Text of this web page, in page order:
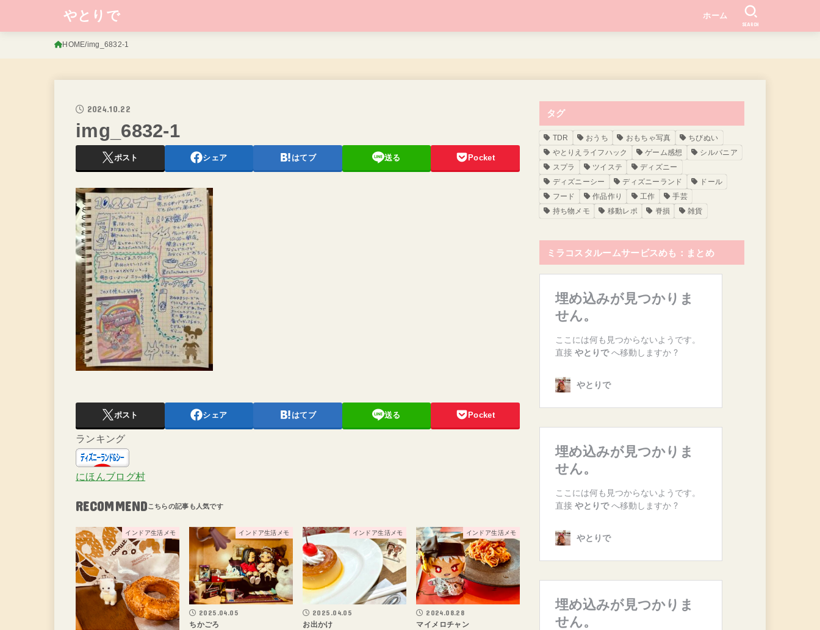
やとりで ホーム
SEARCH
HOME img_6832-1
2024.10.22
img_6832-1
ポスト シェア はてブ 送る Pocket
ポスト シェア はてブ 送る Pocket
ランキング
にほんブログ村
RECOMMEND
インドア生活メモ インドア生活メモ
2025.04.05
ちかごろ
インドア生活メモ
2025.04.05
お出かけ
インドア生活メモ
2024.08.28
マイメロチャン
タグ
TDR おうち おもちゃ写真
ちびぬい
やとりえライフハック
ゲーム感想
シルバニア
スプラ
ツイステ
ディズニー
ディズニーシー
ディズニーランド
ドール
フード
作品作り 工作
手芸
持ち物メモ
移動レポ 脊損 雑貨
ミラコスタルームサービスめも：まとめ